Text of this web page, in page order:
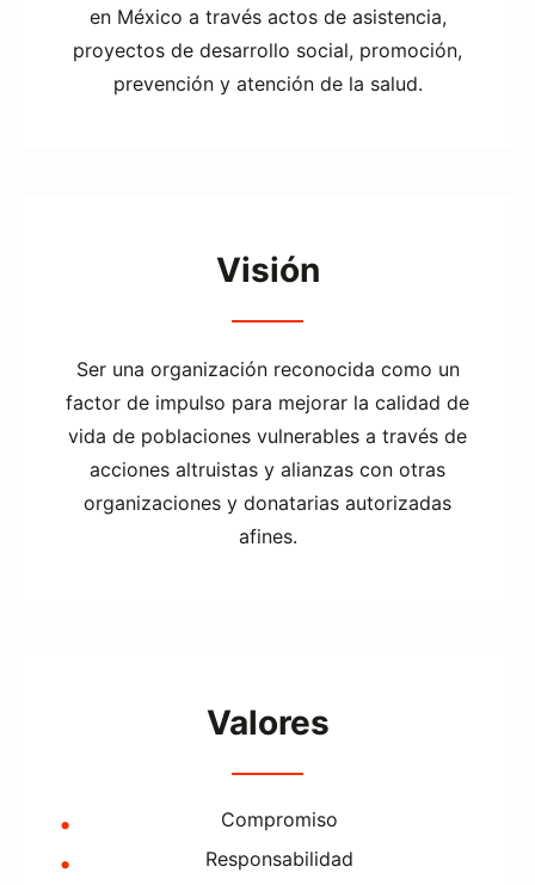
en México a través actos de asistencia,
proyectos de desarrollo social, promoción,
prevención y atención de la salud.
Visión
Ser una organización reconocida como un
factor de impulso para mejorar la calidad de
vida de poblaciones vulnerables a través de
acciones altruistas y alianzas con otras
organizaciones y donatarias autorizadas
afines.
Valores
Compromiso
Responsabilidad